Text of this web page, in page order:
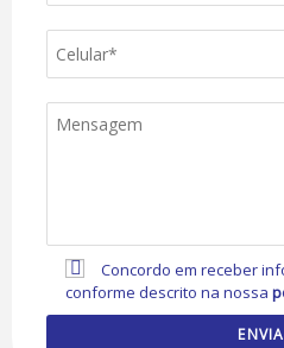
Concordo em receber
conforme descrito na nossa